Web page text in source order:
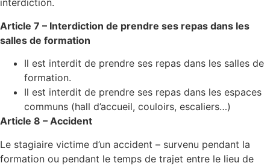
interdiction.
Article 7 – Interdiction de prendre ses repas dans les
salles de formation
Il est interdit de prendre ses repas dans les salles de
formation.
Il est interdit de prendre ses repas dans les espaces
communs (hall d’accueil, couloirs, escaliers…)
Article 8 – Accident
Le stagiaire victime d’un accident – survenu pendant la
formation ou pendant le temps de trajet entre le lieu de